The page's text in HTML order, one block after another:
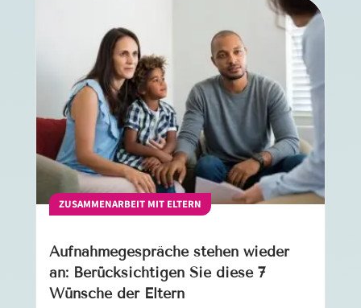
ZUSAMMENARBEIT MIT ELTERN
Aufnahmegespräche stehen wieder
an: Berücksichtigen Sie diese 7
Wünsche der Eltern